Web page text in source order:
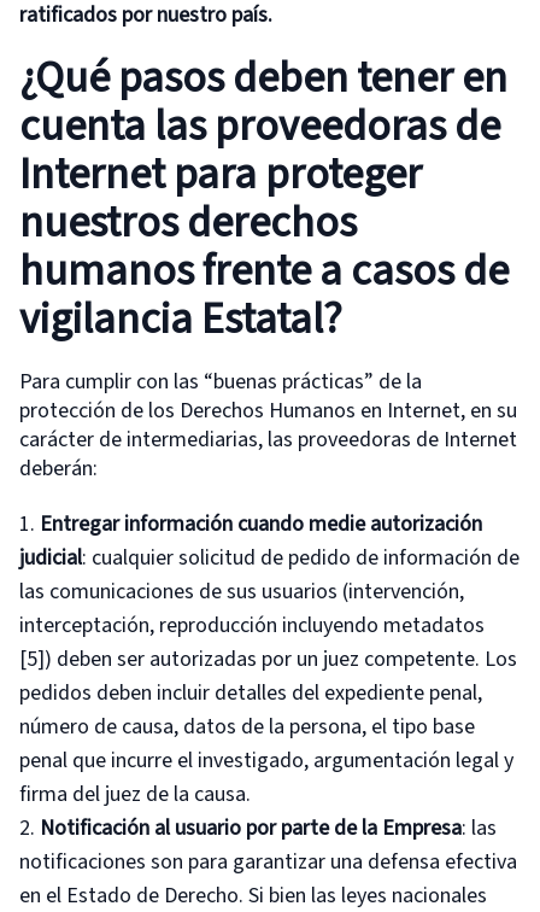
ratificados por nuestro país.
¿Qué pasos deben tener en
cuenta las proveedoras de
Internet para proteger
nuestros derechos
humanos frente a casos de
vigilancia Estatal?
Para cumplir con las “buenas prácticas” de la
protección de los Derechos Humanos en Internet, en su
carácter de intermediarias, las proveedoras de Internet
deberán:
Entregar información cuando medie autorización
judicial: cualquier solicitud de pedido de información de
las comunicaciones de sus usuarios (intervención,
interceptación, reproducción incluyendo metadatos
[5]) deben ser autorizadas por un juez competente. Los
pedidos deben incluir detalles del expediente penal,
número de causa, datos de la persona, el tipo base
penal que incurre el investigado, argumentación legal y
firma del juez de la causa.
Notificación al usuario por parte de la Empresa: las
notificaciones son para garantizar una defensa efectiva
en el Estado de Derecho. Si bien las leyes nacionales